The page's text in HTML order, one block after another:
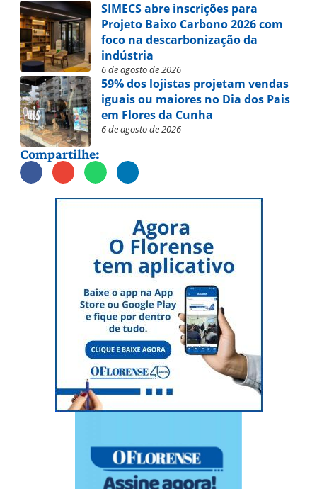
SIMECS abre inscrições para
Projeto Baixo Carbono 2026 com
foco na descarbonização da
indústria
6 de agosto de 2026
59% dos lojistas projetam vendas
iguais ou maiores no Dia dos Pais
em Flores da Cunha
6 de agosto de 2026
Compartilhe: